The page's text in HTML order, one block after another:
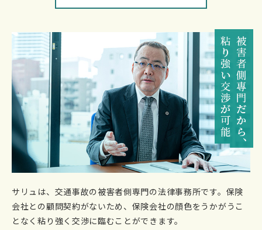
サリュは、交通事故の被害者側専門の法律事務所です。保険
会社との顧問契約がないため、保険会社の顔色をうかがうこ
となく粘り強く交渉に臨むことができます。